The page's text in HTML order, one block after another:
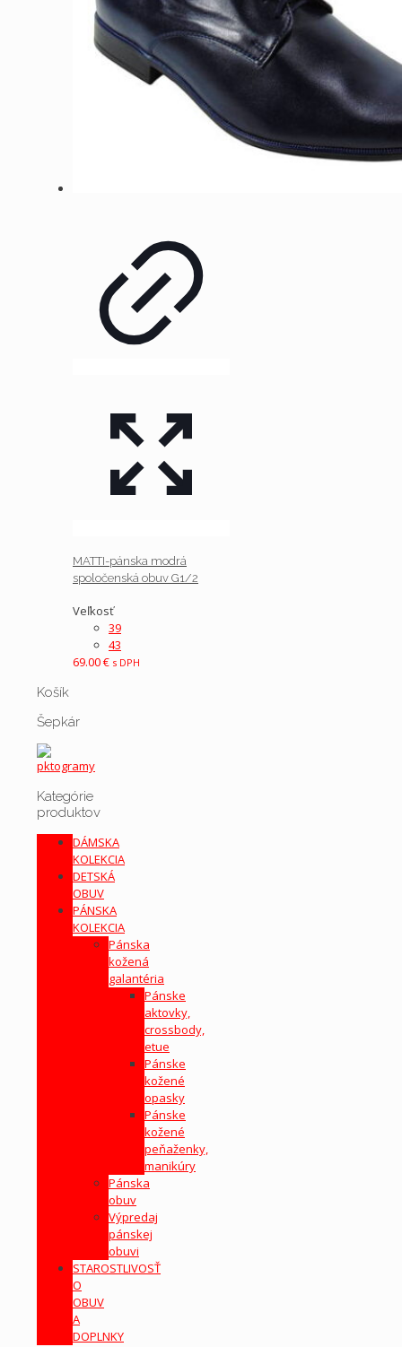
MATTI-pánska modrá
spoločenská obuv G1/2
Veľkosť
39
43
69.00€ s DPH
Košík
Šepkár
Kategórie
produktov
DÁMSKA
KOLEKCIA
DETSKÁ
OBUV
PÁNSKA
KOLEKCIA
Pánska
kožená
galantéria
Pánske
aktovky,
crossbody,
etue
Pánske
kožené
opasky
Pánske
kožené
peňaženky,
manikúry
Pánska
obuv
Výpredaj
pánskej
obuvi
STAROSTLIVOSŤ
O
OBUV
A
DOPLNKY